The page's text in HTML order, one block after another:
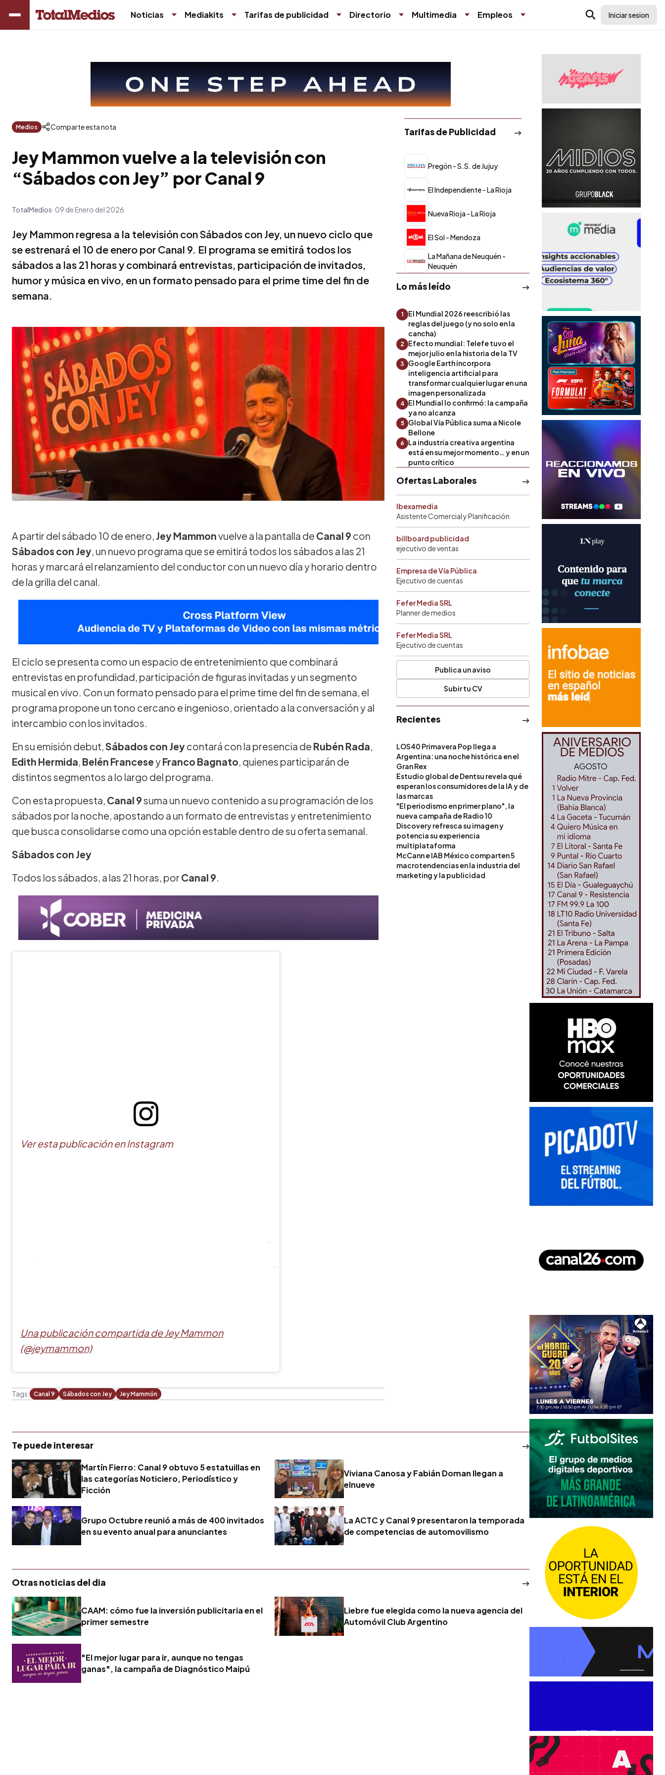
Noticias Mediakits Tarifas de publicidad Directorio Multimedia Empleos Iniciar sesion
Medios Comparte esta nota
Jey Mammon vuelve a la televisión con
“Sábados con Jey” por Canal 9
TotalMedios 09 de Enero del 2026
Jey Mammon regresa a la televisión con Sábados con Jey, un nuevo ciclo que
se estrenará el 10 de enero por Canal 9. El programa se emitirá todos los
sábados a las 21 horas y combinará entrevistas, participación de invitados,
humor y música en vivo, en un formato pensado para el prime time del fin de
semana.
A partir del sábado 10 de enero, Jey Mammonvuelve a la pantalla de Canal 9 con
Sábados con Jey, un nuevo programa que se emitirá todos los sábados a las 21
horas y marcará el relanzamiento del conductor con un nuevo día y horario dentro
de la grilla del canal.
El ciclo se presenta como un espacio de entretenimiento que combinará
entrevistas en profundidad, participación de figuras invitadas y un segmento
musical en vivo. Con un formato pensado para el prime time del fin de semana, el
programa propone un tono cercano e ingenioso, orientado a la conversación y al
intercambio con los invitados.
En su emisión debut, Sábados con Jeycontará con la presencia de Rubén Rada,
Edith Hermida, Belén Francese yFranco Bagnato, quienes participarán de
distintos segmentos a lo largo del programa.
Con esta propuesta, Canal 9suma un nuevo contenido a su programación de los
sábados por la noche, apostando a un formato de entrevistas y entretenimiento
que busca consolidarse como una opción estable dentro de su oferta semanal.
Sábados con Jey
Todos los sábados, a las 21 horas, por Canal 9.
Ver esta publicación en Instagram
Una publicación compartida de Jey Mammon
(@jeymammon)
Tags: Canal 9 Sábados con Jey Jey Mammón
Tarifas de Publicidad
Pregón - S.S. de Jujuy
El Independiente - La Rioja
Nueva Rioja - La Rioja
El Sol - Mendoza
La Mañana de Neuquén -
Neuquén
Lo más leído
1
El Mundial 2026 reescribió las
reglas del juego (y no solo en la
cancha)
2
Efecto mundial: Telefe tuvo el
mejor julio en la historia de la TV
3
Google Earth incorpora
inteligencia artificial para
transformar cualquier lugar en una
imagen personalizada
4 El Mundial lo confirmó: la campaña
ya no alcanza
5
Global Vía Pública suma a Nicole
Bellone
6
La industria creativa argentina
está en su mejor momento… y en un
punto crítico
Ofertas Laborales
Ibexamedia
Asistente Comercial y Planificación
billboard publicidad
ejecutivo de ventas
Empresa de Vía Pública
Ejecutivo de cuentas
Fefer Media SRL
Planner de medios
Fefer Media SRL
Ejecutivo de cuentas
Publica un aviso
Subir tu CV
Recientes
LOS40 Primavera Pop llega a
Argentina: una noche histórica en el
Gran Rex
Estudio global de Dentsu revela qué
esperan los consumidores de la IA y de
las marcas
"El periodismo en primer plano", la
nueva campaña de Radio 10
Discovery refresca su imagen y
potencia su experiencia
multiplataforma
McCann e IAB México comparten 5
macrotendencias en la industria del
marketing y la publicidad
Te puede interesar
Martín Fierro: Canal 9 obtuvo 5 estatuillas en
las categorías Noticiero, Periodístico y
Ficción
Viviana Canosa y Fabián Doman llegan a
elnueve
Grupo Octubre reunió a más de 400 invitados
en su evento anual para anunciantes
La ACTC y Canal 9 presentaron la temporada
de competencias de automovilismo
Otras noticias del dia
CAAM: cómo fue la inversión publicitaria en el
primer semestre
Liebre fue elegida como la nueva agencia del
Automóvil Club Argentino
"El mejor lugar para ir, aunque no tengas
ganas", la campaña de Diagnóstico Maipú